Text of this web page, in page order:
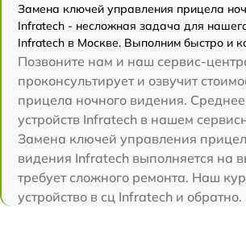
Замена ключей управления прицела
Infratech - несложная задача для
Infratech в Москве. Выполним быстро и
Позвоните нам и наш сервис-
проконсультирует и озвучит
прицела ночного видения.
устройств Infratech в нашем
Замена ключей управления
видения Infratech выполняется на
требует сложного ремонта. Наш
устройство в сц Infratech и обратно.